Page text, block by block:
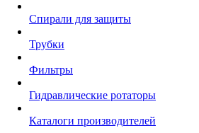
Спирали для защиты
Трубки
Фильтры
Гидравлические ротаторы
Каталоги производителей